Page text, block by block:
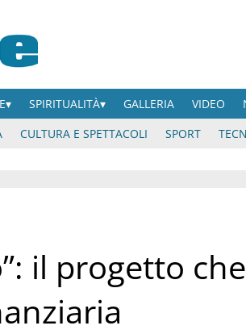
SPIRITUALITÀ GALLERIA VIDEO
CULTURA E SPETTACOLI SPORT
il progetto